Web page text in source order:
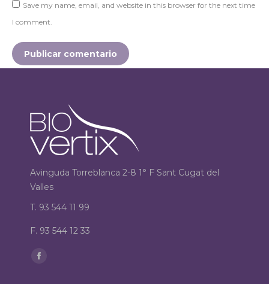
Save my name, email, and website in this browser for the next time
I comment.
Publicar comentario
Avinguda Torreblanca 2-8 1° F Sant Cugat del
Valles
T. 93 544 11 99
F. 93 544 12 33
Encuéntranos en: